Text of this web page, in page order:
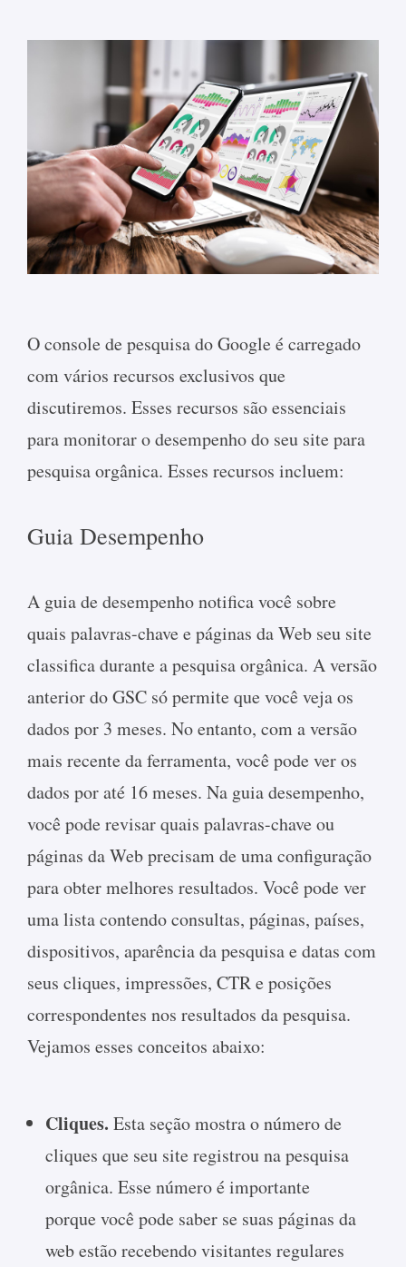
O console de pesquisa do Google é carregado
com vários recursos exclusivos que
discutiremos. Esses recursos são essenciais
para monitorar o desempenho do seu site para
pesquisa orgânica. Esses recursos incluem:
Guia Desempenho
A guia de desempenho notifica você sobre
quais palavras-chave e páginas da Web seu site
classifica durante a pesquisa orgânica. A versão
anterior do GSC só permite que você veja os
dados por 3 meses. No entanto, com a versão
mais recente da ferramenta, você pode ver os
dados por até 16 meses. Na guia desempenho,
você pode revisar quais palavras-chave ou
páginas da Web precisam de uma configuração
para obter melhores resultados. Você pode ver
uma lista contendo consultas, páginas, países,
dispositivos, aparência da pesquisa e datas com
seus cliques, impressões, CTR e posições
correspondentes nos resultados da pesquisa.
Vejamos esses conceitos abaixo:
Cliques. Esta seção mostra o número de
cliques que seu site registrou na pesquisa
orgânica. Esse número é importante
porque você pode saber se suas páginas da
web estão recebendo visitantes regulares